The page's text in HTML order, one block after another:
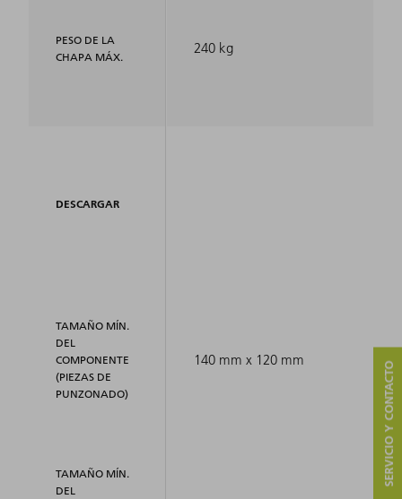
PESO DE LA
CHAPA MÁX.
DESCARGAR
TAMAÑO MÍN.
DEL
COMPONENTE
(PIEZAS DE
PUNZONADO)
TAMAÑO MÍN.
DEL
240 kg
140 mm x 120 mm
SERVICIO Y CONTACTO